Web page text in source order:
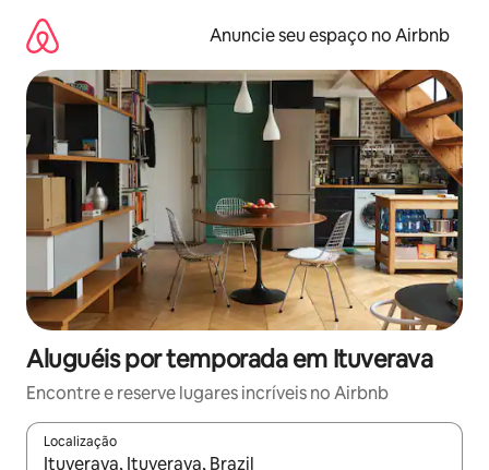
para
conteúdo
Anuncie seu espaço no Airbnb
Aluguéis por temporada em Ituverava
Encontre e reserve lugares incríveis no Airbnb
Localização
Quando os resultados estiverem disponíveis, explore-os